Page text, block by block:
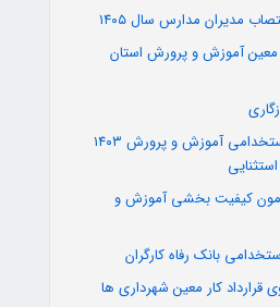
مدیران مدارس سال ۱۴۰۵
معین آموزش و پرورش استان
نتایج اولیه آزمون استخدامی آموزش و پرورش ۱۴۰۳
کیفیت بخشی آموزش و
بانک رفاه کارگران
قرارداد کار معین شهرداری ها